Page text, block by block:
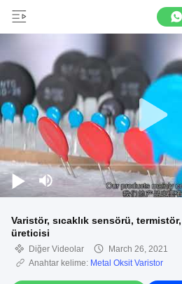
Varistör, sıcaklık sensörü,
üreticisi
Diğer Videolar
March 26, 2021
Anahtar kelime: Metal Oksit Varistor